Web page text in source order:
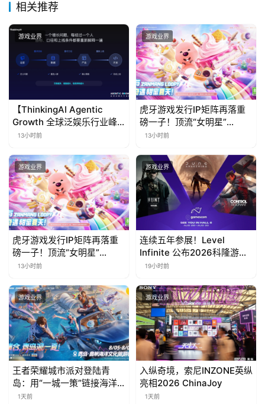
相关推荐
游戏业界
【ThinkingAI Agentic
Growth 全球泛娱乐行业峰
会】Agent 时代，人到底负
13小时前
游戏业界
虎牙游戏发行IP矩阵再落重
磅一子！顶流“女明星”
ZANMANG LOOPY 正版3D
曝光
13小时前
游戏业界
虎牙游戏发行IP矩阵再落重
磅一子！顶流“女明星”
ZANMANG LOOPY 正版3D
曝光
13小时前
游戏业界
连续五年参展！Level
Infinite 公布2026科隆游戏
展产品阵容
19小时前
游戏业界
王者荣耀城市派对登陆青
岛：用“一城一策”链接海洋
场景，以双向奔赴带动夏日
1天前
游戏业界
入纵奇境，索尼INZONE英纵
亮相2026 ChinaJoy
1天前